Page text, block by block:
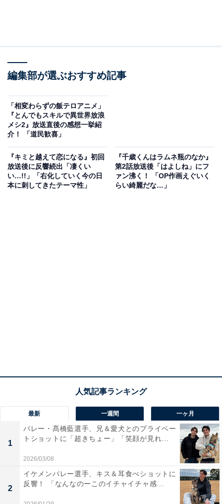
編集部が選ぶおすすめ記事
「相変わらずの飯テロアニメ」
『とんでもスキルで異世界放浪
メシ2』放送直後の感想一挙紹
介！ 「道民歓喜」
『キミと越えて恋になる』初回
放送後に反響続出「凄くい
い…!!」「右化していく今の日
本に刺してきたテーマ性」
『千歳くんはラムネ瓶のなか』
第2話放送後「はよしね」にフ
ァン沸く！ 「OP作画えぐいく
らい綺麗だな…」
最新 一週間 一ヶ月
1
バレー・髙橋藍選手、兄＆愛犬とのプライベー
トショットに「超きちょー」「笑顔が見れ...
2026/03/08
2
イケメンバレー選手、キス＆耳食べショットに
反響！ 「なんなのーこのイチャイチャ感...